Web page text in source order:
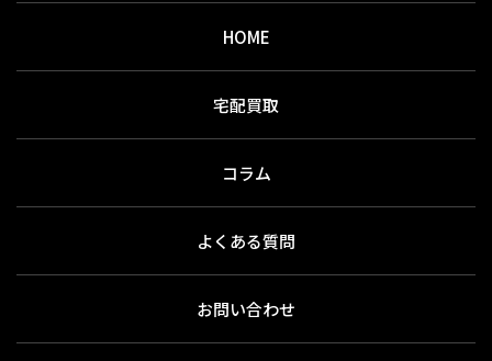
HOME
宅配買取
コラム
よくある質問
お問い合わせ